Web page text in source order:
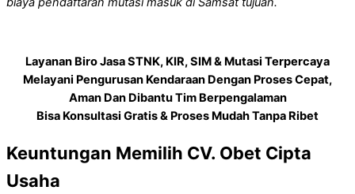
Layanan Biro Jasa STNK, KIR, SIM & Mutasi Terpercaya
Melayani Pengurusan Kendaraan Dengan Proses Cepat,
Aman Dan Dibantu Tim Berpengalaman
Bisa Konsultasi Gratis & Proses Mudah Tanpa Ribet
Keuntungan Memilih CV. Obet Cipta
Usaha